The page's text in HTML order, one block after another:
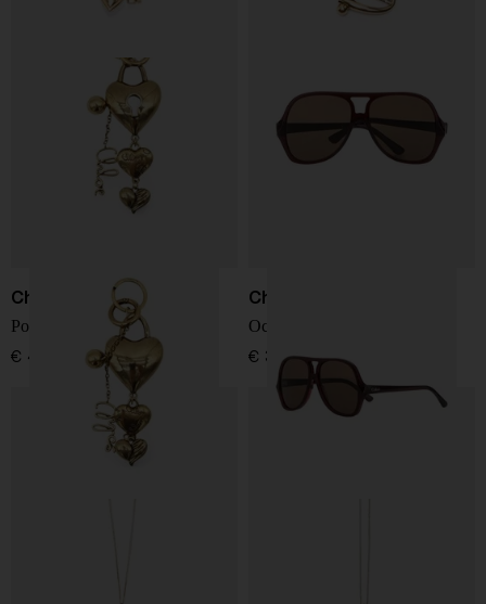
Chloé
Portachiavi Chloé Symbols
€ 450,00
Chloé
Occhiali Salomé
€ 310,00